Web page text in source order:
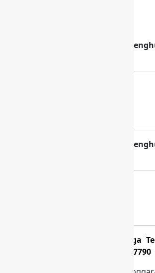
Klik banner di bawah ini untuk
Klik banner di bawah ini untuk
Produksi Tas Koper Umroh Harga
Barat Manggarai Hubungi 0818997790